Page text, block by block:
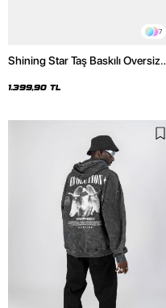
7
Shining Star Taş Baskılı Oversize
Hoodie
1.399,90 TL